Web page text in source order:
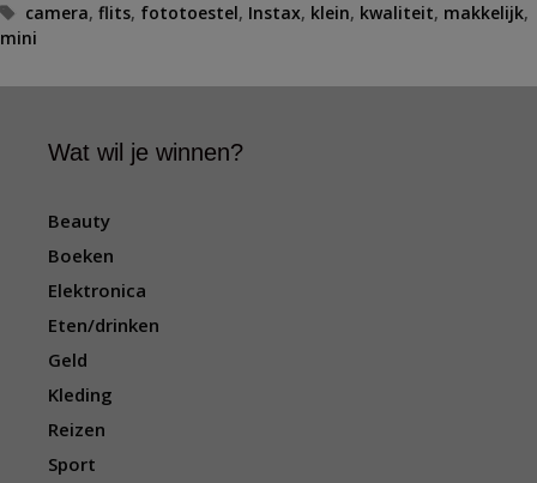
T
a
s
camera,flits, fototoestel, Instax, klein, kwaliteit, makkelijk,
mini
Wat wil je winnen?
Beauty
Boeken
Elektronica
Eten/drinken
Geld
Kleding
Reizen
Sport